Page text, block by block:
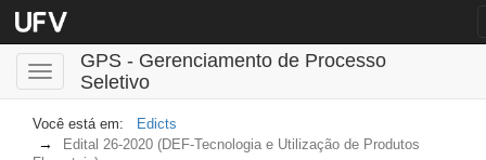
Toggle
navigation
GPS - Gerenciamento de Processo
Seletivo
Edicts
Edital 26-2020 (DEF-Tecnologia e Utilização de Produtos